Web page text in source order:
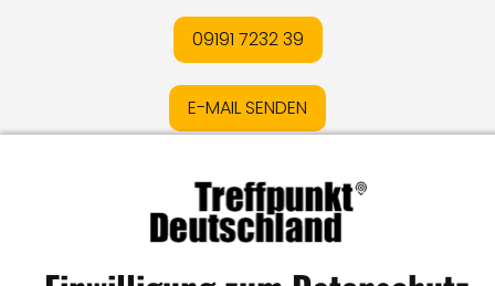
09191 7232 39
E-MAIL SENDEN
DatenschutzIOnline-Streitschlichtung
MediadatenIKontakt I Vertrag widerrufen